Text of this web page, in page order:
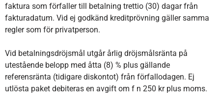
faktura som förfaller till betalning trettio (30) dagar från
fakturadatum. Vid ej godkänd kreditprövning gäller samma
regler som för privatperson.
Vid betalningsdröjsmål utgår årlig dröjsmålsränta på
utestående belopp med åtta (8) % plus gällande
referensränta (tidigare diskontot) från förfallodagen. Ej
utlösta paket debiteras en avgift om f n 250 kr plus moms.